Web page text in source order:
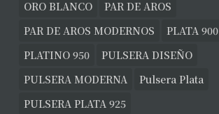
ORO BLANCO
PAR DE AROS
PAR DE AROS MODERNOS
PLATA 900
PLATINO 950
PULSERA DISEÑO
PULSERA MODERNA
Pulsera Plata
PULSERA PLATA 925